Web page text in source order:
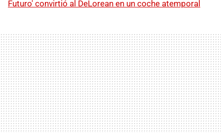
Futuro' convirtió al DeLorean en un coche atemporal